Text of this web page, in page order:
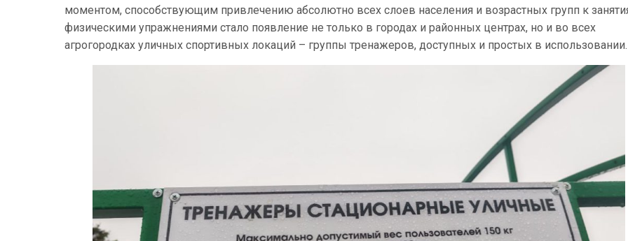
моментом, способствующим привлечению абсолютно всех слоев населения и возрастных групп к
физическими упражнениями стало появление не только в городах и районных центрах, но и во всех
агрогородках уличных спортивных локаций – группы тренажеров, доступных и простых в использовании.